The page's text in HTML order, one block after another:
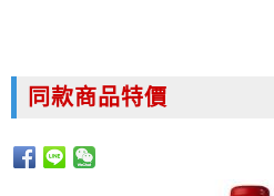
同款商品特價